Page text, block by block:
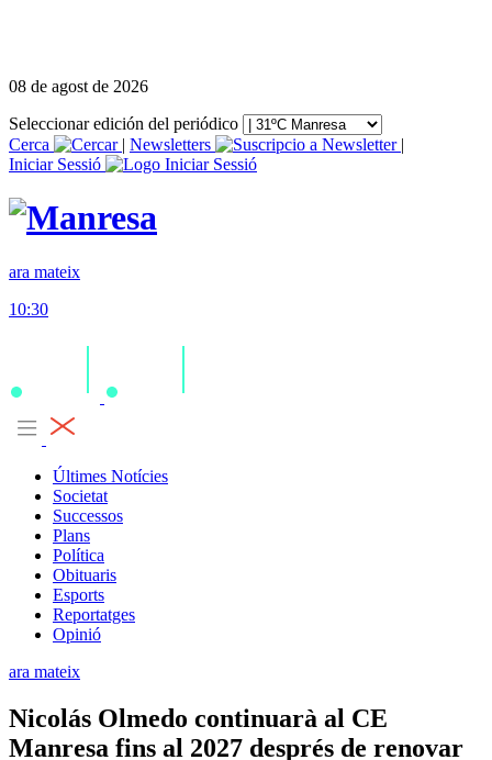
08 de agost de 2026
Seleccionar edición del periódico
Cerca
| Newsletters
|
Iniciar Sessió
ara mateix
10:30
Últimes Notícies
Societat
Successos
Plans
Política
Obituaris
Esports
Reportatges
Opinió
ara mateix
Nicolás Olmedo continuarà al CE
Manresa fins al 2027 després de renovar